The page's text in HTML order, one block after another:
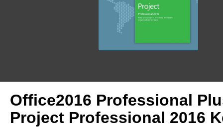
Office2016 Professional
Project Professional 2016